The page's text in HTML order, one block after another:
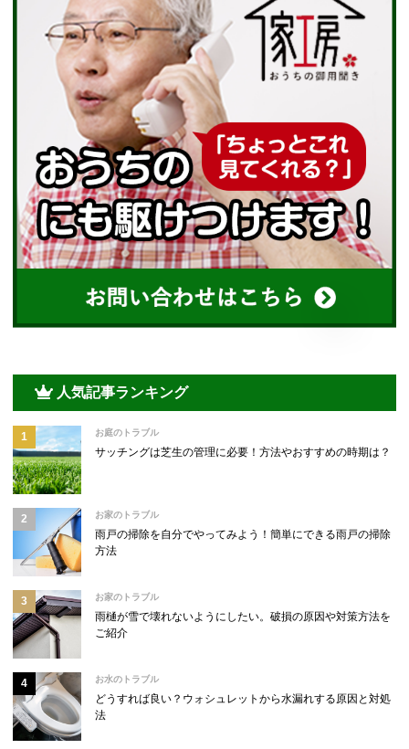
人気記事ランキング
お庭のトラブル
サッチングは芝生の管理に必要！方法やおすすめの時期は？
お家のトラブル
雨戸の掃除を自分でやってみよう！簡単にできる雨戸の掃除
方法
お家のトラブル
雨樋が雪で壊れないようにしたい。破損の原因や対策方法を
ご紹介
お水のトラブル
どうすれば良い？ウォシュレットから水漏れする原因と対処
法